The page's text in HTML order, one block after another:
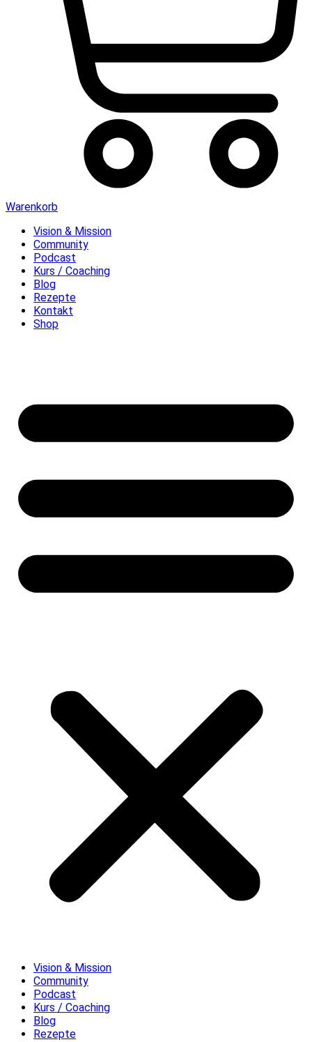
Warenkorb
Vision & Mission
Community
Podcast
Kurs / Coaching
Blog
Rezepte
Kontakt
Shop
Vision & Mission
Community
Podcast
Kurs / Coaching
Blog
Rezepte